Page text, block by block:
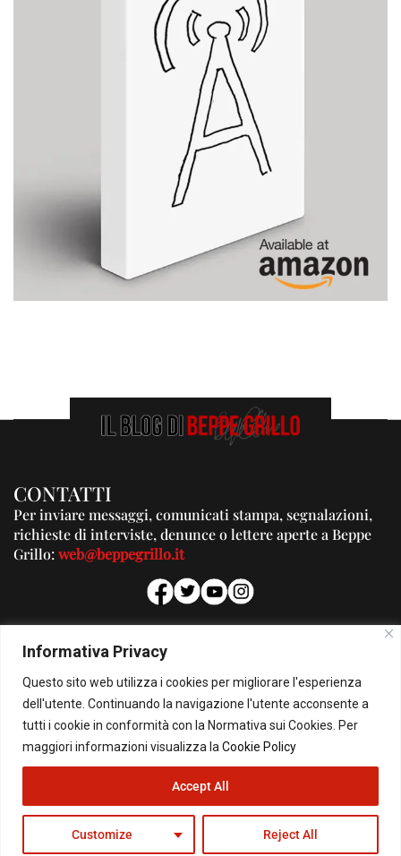
Informativa Privacy
Questo sito web utilizza i cookies per migliorare l'esperienza
dell'utente. Continuando la navigazione l'utente acconsente a
tutti i cookie in conformità con la Normativa sui Cookies. Per
maggiori informazioni visualizza la Cookie Policy
Customize Reject All
Accept All
CONTATTI
Per inviare messaggi, comunicati stampa, segnalazioni,
richieste di interviste, denunce o lettere aperte a Beppe
Grillo:web@beppegrillo.it
PUBBLICITA'
Per la tua pubblicità su questo Blog:
pubblicita@beppegrillo.it
HOMEPAGE COOKIE POLICY PRIVACY POLICY CONTATTI
© Copyright 2026 - Il Blog di Beppe Grillo. All Rights Reserved - Powered by
happygrafic.com